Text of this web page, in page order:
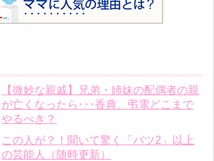
【微妙な親戚】兄弟・姉妹の配偶者の親
が亡くなったら･･･香典、弔電どこまで
やるべき？
この人が？！聞いて驚く「バツ2」以上
の芸能人（随時更新）